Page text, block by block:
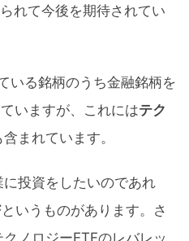
れて今後を期待されてい
いる銘柄のうち金融銘柄を
いますが、これにはテク
含まれています。
投資をしたいのであれ
というものがあります。さ
ノロジーETFのレバレッ